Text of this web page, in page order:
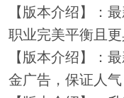
【版本介绍】：
职业完美平衡且更
【版本介绍】：
金广告，保证人